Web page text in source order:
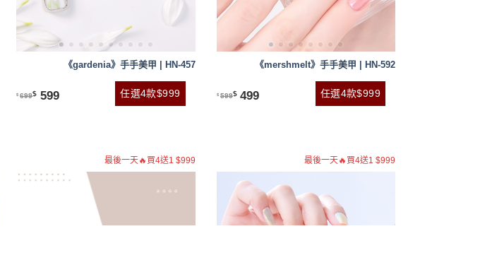
《gardenia》手手美甲 | HN-457
$ 699$ 599 任選4款$999
《mershmelt》手手美甲 | HN-592
$ 599$ 499 任選4款$999
最後一天🔥買4送1 $999 最後一天🔥買4送1 $999